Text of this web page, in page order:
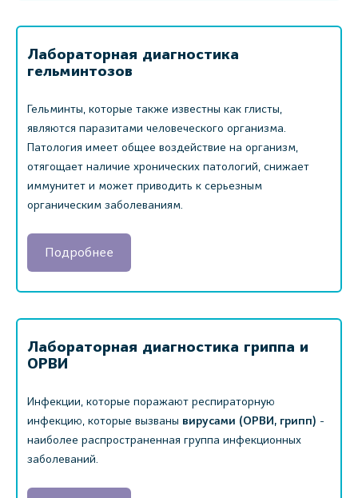
Лабораторная диагностика
гельминтозов
Гельминты, которые также известны как глисты,
являются паразитами человеческого организма.
Патология имеет общее воздействие на организм,
отягощает наличие хронических патологий, снижает
иммунитет и может приводить к серьезным
органическим заболеваниям.
Подробнее
Лабораторная диагностика гриппа и
ОРВИ
Инфекции, которые поражают респираторную
инфекцию, которые вызваны вирусами (ОРВИ, грипп) -
наиболее распространенная группа инфекционных
заболеваний.